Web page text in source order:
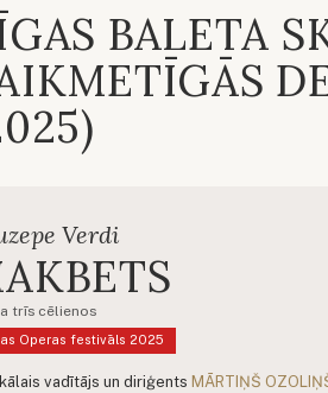
BALETA
Verdi
trīs cēlienos
Operas festivāls 2025
vadītājs un diriģents MĀRTIŅŠ